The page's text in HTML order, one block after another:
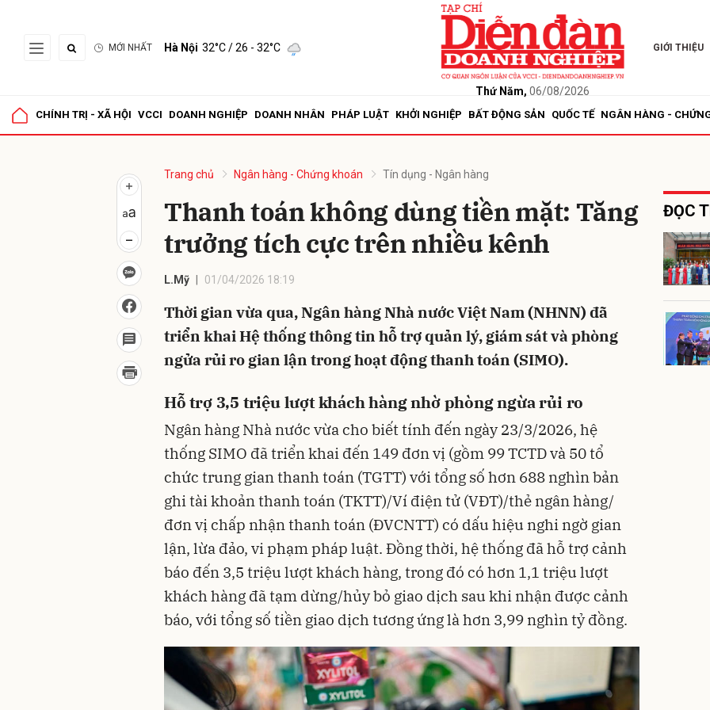
MỚI NHẤT Hà Nội 32°C/ 26 - 32°C
Thứ Năm, 06/08/2026
GIỚI THIỆU
CHÍNH TRỊ - XÃ HỘI VCCI DOANH NGHIỆP DOANH NHÂN PHÁP LUẬT KHỞI NGHIỆP BẤT ĐỘNG SẢN QUỐC TẾ NGÂN HÀNG -
Trang chủ Ngân hàng - Chứng khoán Tín dụng - Ngân hàng
Thanh toán không dùng tiền mặt: Tăng
trưởng tích cực trên nhiều kênh
L.Mỹ 01/04/2026 18:19
Thời gian vừa qua, Ngân hàng Nhà nước Việt Nam (NHNN) đã
triển khai Hệ thống thông tin hỗ trợ quản lý, giám sát và phòng
ngửa rủi ro gian lận trong hoạt động thanh toán (SIMO).
Hỗ trợ 3,5 triệu lượt khách hàng nhờ phòng ngừa rủi ro
Ngân hàng Nhà nước vừa cho biết tính đến ngày 23/3/2026, hệ
thống SIMO đã triển khai đến 149 đơn vị (gồm 99 TCTD và 50 tổ
chức trung gian thanh toán (TGTT) với tổng số hơn 688 nghìn bản
ghi tài khoản thanh toán (TKTT)/Ví điện tử (VĐT)/thẻ ngân hàng/
đơn vị chấp nhận thanh toán (ĐVCNTT) có dấu hiệu nghi ngờ gian
lận, lừa đảo, vi phạm pháp luật. Đồng thời, hệ thống đã hỗ trợ cảnh
báo đến 3,5 triệu lượt khách hàng, trong đó có hơn 1,1 triệu lượt
khách hàng đã tạm dừng/hủy bỏ giao dịch sau khi nhận được cảnh
báo, với tổng số tiền giao dịch tương ứng là hơn 3,99 nghìn tỷ đồng.
ĐỌC